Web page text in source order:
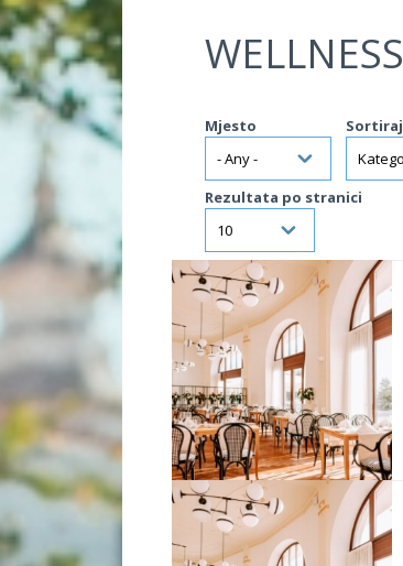
Jump to navigation
WELLNESS
Mjesto Sortiraj
Rezultata po stranici